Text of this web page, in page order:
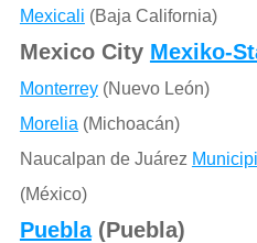
Mexicali (Baja California)
Mexico City Mexiko-
Monterrey(Nuevo León)
Morelia (Michoacán)
Naucalpan de Juárez
(México)
Puebla(Puebla)